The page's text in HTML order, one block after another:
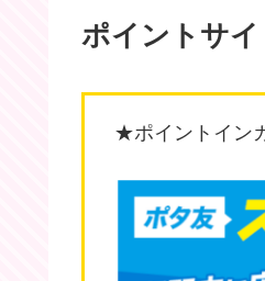
ポイントサ
★ポイントイン